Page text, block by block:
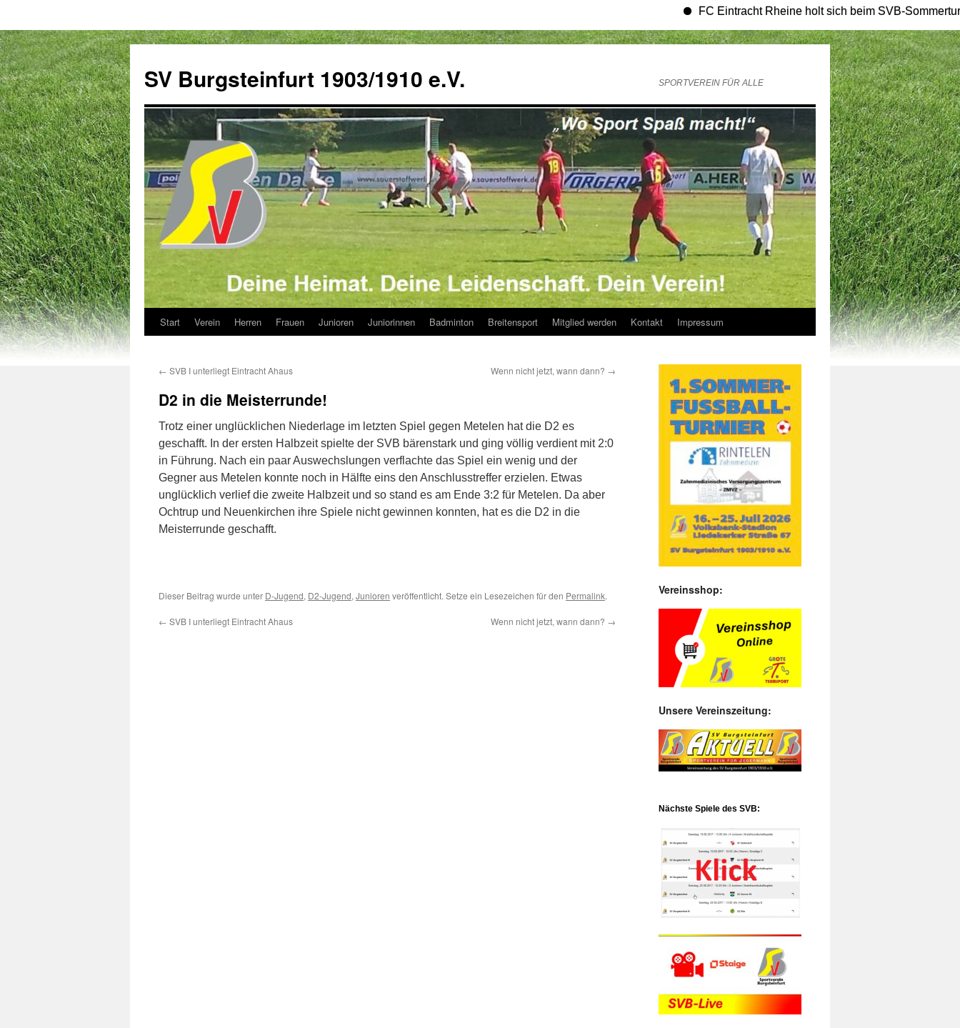
FC Eintracht Rheine holt sich beim SVB-Sommerturnier
springen
SV Burgsteinfurt 1903/1910 e.V. SPORTVEREIN FÜR ALLE
Start Verein Herren Frauen Junioren Juniorinnen Badminton Breitensport Mitglied werden Kontakt Impressum
← SVB I unterliegt Eintracht Ahaus Wenn nicht jetzt, wann dann? →
D2 in die Meisterrunde!
Trotz einer unglücklichen Niederlage im letzten Spiel gegen Metelen hat die D2 es
geschafft. In der ersten Halbzeit spielte der SVB bärenstark und ging völlig verdient mit 2:0
in Führung. Nach ein paar Auswechslungen verflachte das Spiel ein wenig und der
Gegner aus Metelen konnte noch in Hälfte eins den Anschlusstreffer erzielen. Etwas
unglücklich verlief die zweite Halbzeit und so stand es am Ende 3:2 für Metelen. Da aber
Ochtrup und Neuenkirchen ihre Spiele nicht gewinnen konnten, hat es die D2 in die
Meisterrunde geschafft.
Dieser Beitrag wurde unter D-Jugend, D2-Jugend, Junioren veröffentlicht. Setze ein Lesezeichen für den Permalink.
← SVB I unterliegt Eintracht Ahaus Wenn nicht jetzt, wann dann? →
Vereinsshop:
Unsere Vereinszeitung:
Nächste Spiele des SVB: